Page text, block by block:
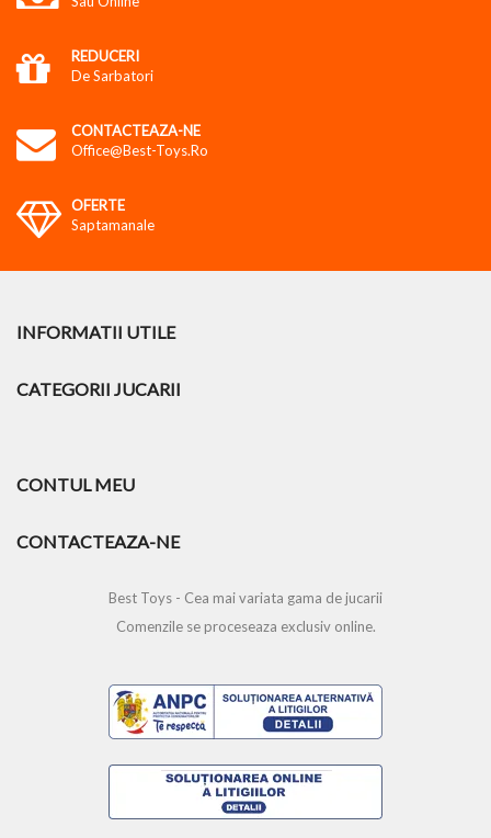
REDUCERI
De Sarbatori
CONTACTEAZA-NE
Office@best-Toys.ro
OFERTE
Saptamanale
INFORMATII UTILE
CATEGORII JUCARII
CONTUL MEU
CONTACTEAZA-NE
Best Toys - Cea mai variata gama de jucarii
Comenzile se proceseaza exclusiv online.